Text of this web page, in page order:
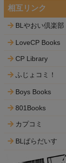
相互リンク
BLやおい倶楽部
LoveCP Books
CP Library
ふじょコミ！
Boys Books
801Books
カプコミ
BLぱらだいす